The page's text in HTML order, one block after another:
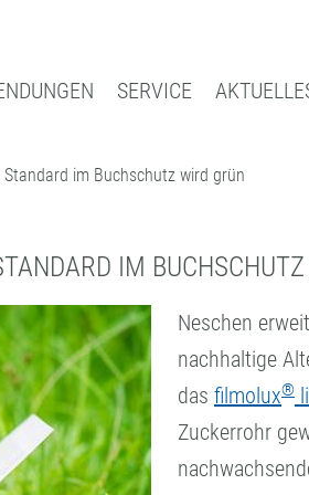
BUCHSCHUTZ UND -
REPARATURBÄNDER
ZUBEHÖR
SERVICE
im Buchschutz wird grün
IM
Neschen
nachhaltige
das filmolux®
Zuckerrohr